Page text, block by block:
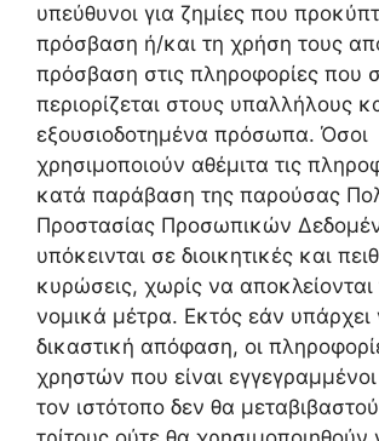
υπεύθυνοι για ζημίες που
πρόσβαση ή/και τη χρήση τους
πρόσβαση στις πληροφορίες που
περιορίζεται στους υπαλλήλους
εξουσιοδοτημένα πρόσωπα. Όσοι
χρησιμοποιούν αθέμιτα τις
κατά παράβαση της παρούσας
Προστασίας Προσωπικών
υπόκεινται σε διοικητικές και
κυρώσεις, χωρίς να αποκλείονται
νομικά μέτρα. Εκτός εάν υπάρχει
δικαστική απόφαση, οι
χρηστών που είναι
τον ιστότοπο δεν θα